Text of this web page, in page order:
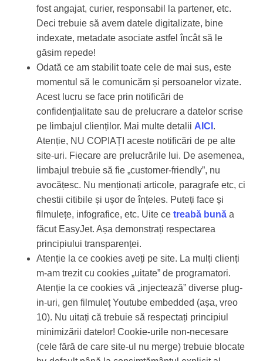
fost angajat, curier, responsabil la partener, etc.
Deci trebuie să avem datele digitalizate, bine
indexate, metadate asociate astfel încât să le
găsim repede!
Odată ce am stabilit toate cele de mai sus, este
momentul să le comunicăm și persoanelor vizate.
Acest lucru se face prin notificări de
confidențialitate sau de prelucrare a datelor scrise
pe limbajul clienților. Mai multe detalii AICI .
Atenție, NU COPIAȚI aceste notificări de pe alte
site-uri. Fiecare are prelucrările lui. De asemenea,
limbajul trebuie să fie „customer-friendly”, nu
avocățesc. Nu menționați articole, paragrafe etc, ci
chestii citibile și ușor de înțeles. Puteți face și
filmulețe, infografice, etc. Uite ce treabă bună a
făcut EasyJet. Așa demonstrați respectarea
principiului transparenței.
Atenție la ce cookies aveți pe site. La mulți clienți
m-am trezit cu cookies „uitate” de programatori.
Atenție la ce cookies vă „injectează” diverse plug-
in-uri, gen filmuleț Youtube embedded (așa, vreo
10). Nu uitați că trebuie să respectați principiul
minimizării datelor! Cookie-urile non-necesare
(cele fără de care site-ul nu merge) trebuie blocate